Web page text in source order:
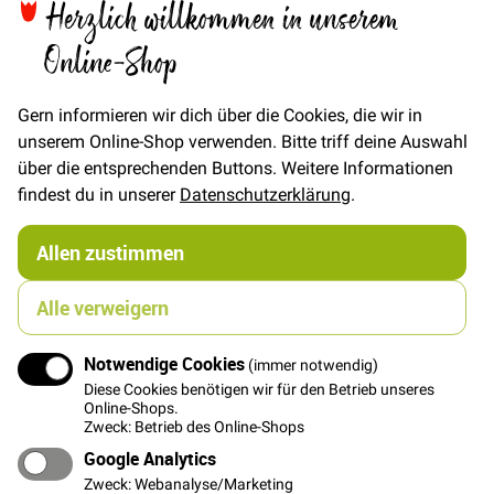
Herzlich willkommen in unserem
Online-Shop
Gern informieren wir dich über die Cookies, die wir in
unserem Online-Shop verwenden. Bitte triff deine Auswahl
über die entsprechenden Buttons. Weitere Informationen
findest du in unsererDatenschutzerklärung.
Allen zustimmen
Alle verweigern
Notwendige Cookies (immer notwendig)
Diese Cookies benötigen wir für den Betrieb unseres
Online-Shops.
Zweck: Betrieb des Online-Shops
Google Analytics
Zweck: Webanalyse/Marketing
In den Warenkorb
Details
Japanischer Baumwollstoff mit leichtem Glanz und
besonderer Webstruktur. Die großflächigen
Geishamotive werden mit Golddruckdetails betont!
Die größte Geisha ist ca. 9cm x 21m groß
Rapport ca. 60cm
Der Golddruck bleibt am besten erhalten, wenn das
fertige Stück auf Links und bei maximal 30°
gewaschen wird.